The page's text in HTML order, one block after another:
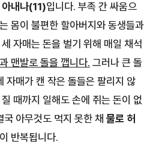
아내나(11)입니다. 부족 간 싸움으
몸이 불편한 할아버지와 동생들과
자매는 돈을 벌기 위해 매일 채석
맨발로 돌을 깹니다. 그러나 큰 돌
자매가 캔 작은 돌들은 팔리지 않
때까지 일해도 손에 쥐는 돈이 없
아무것도 먹지 못한 채 물로 허
반복됩니다.